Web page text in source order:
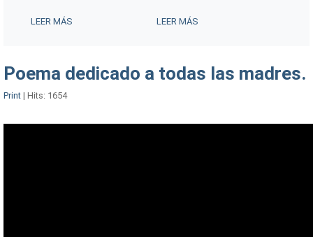
Poema dedicado a todas las madres.
Print | Hits: 1654